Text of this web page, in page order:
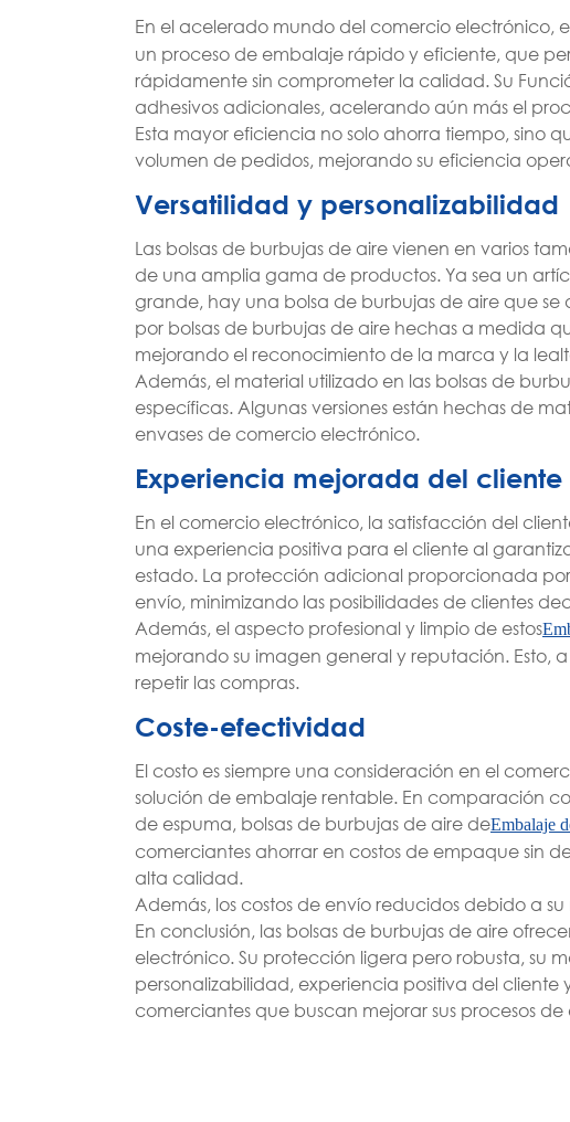
En el acelerado mundo del comercio electrónico,
un proceso de embalaje rápido y eficiente, que
rápidamente sin comprometer la calidad. Su
adhesivos adicionales, acelerando aún más el
Esta mayor eficiencia no solo ahorra tiempo, sino
volumen de pedidos, mejorando su eficiencia
Versatilidad y personalizabilidad
Las bolsas de burbujas de aire vienen en varios
de una amplia gama de productos. Ya sea un
grande, hay una bolsa de burbujas de aire que
por bolsas de burbujas de aire hechas a medida
mejorando el reconocimiento de la marca y la
Además, el material utilizado en las bolsas de
específicas. Algunas versiones están hechas de
envases de comercio electrónico.
Experiencia mejorada del cliente
En el comercio electrónico, la satisfacción del
una experiencia positiva para el cliente al
estado. La protección adicional proporcionada
envío, minimizando las posibilidades de clientes
Además, el aspecto profesional y limpio de estos
mejorando su imagen general y reputación. Esto,
repetir las compras.
Coste-efectividad
El costo es siempre una consideración en el
solución de embalaje rentable. En comparación
de espuma, bolsas de burbujas de aire deEmbalaje
comerciantes ahorrar en costos de empaque sin
alta calidad.
Además, los costos de envío reducidos debido a
En conclusión, las bolsas de burbujas de aire
electrónico. Su protección ligera pero robusta, su
personalizabilidad, experiencia positiva del
comerciantes que buscan mejorar sus procesos